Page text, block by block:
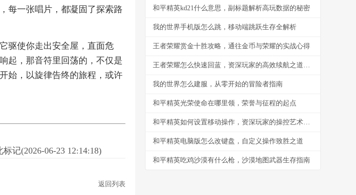
每一张唱片，都凝固了探索路
驱使你走出安全屋，直面危
起，那音符里回荡的，不仅是
始，以旋律告终的旅程，或许
记(2026-06-23 12:14:18)
返回列表
和平精英kd21什么意思，副标题解析高玩数据的秘密
我的世界手机版怎么跳，移动端跳跃生存全解析
王者荣耀赏金十胜攻略，通往金币与荣耀的实战心得
王者荣耀怎么快速回蓝，资深玩家的高效续航之道副标题：掌握这些技巧告别缺蓝困扰
我的世界怎么建服，从零开始的冒险者指南
和平精英光荣使命在哪里领，荣誉与征程的起点
和平精英如何设置移动操作，资深玩家的操控艺术探索
和平精英电脑版怎么改键盘，自定义操作致胜之道
和平精英吃鸡沙漠有什么枪，沙漠地图武器生存指南